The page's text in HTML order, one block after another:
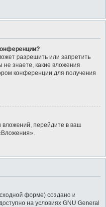
разрешить или запретить
знаете, какие вложения
конференции для получения
вложений, перейдите в ваш
форме) создано и
на условиях GNU General